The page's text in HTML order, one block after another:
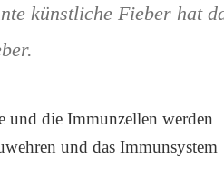
künstliche Fieber hat
und die Immunzellen werden
und das Immunsystem